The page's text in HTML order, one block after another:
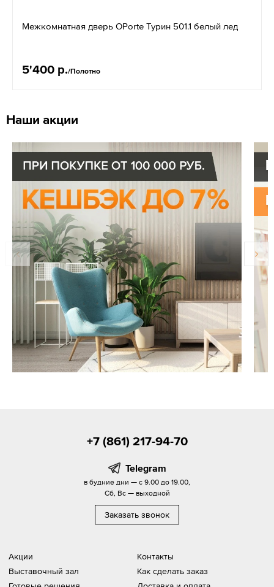
Межкомнатная дверь OPorte Турин 501.1 белый лед
5'400 р./Полотно
Наши акции
Акции
Выставочный зал
Контакты
Как сделать заказ
+7 (861) 217-94-70
Telegram
в будние дни — с 9.00 до 19.00,
Сб, Вс — выходной
Заказать звонок